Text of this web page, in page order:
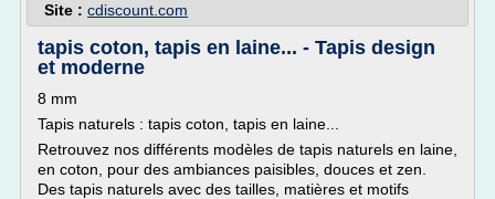
Site : cdiscount.com
tapis coton, tapis en laine... - Tapis design
et moderne
8 mm
Tapis naturels : tapis coton, tapis en laine...
Retrouvez nos différents modèles de tapis naturels en laine,
en coton, pour des ambiances paisibles, douces et zen.
Des tapis naturels avec des tailles, matières et motifs